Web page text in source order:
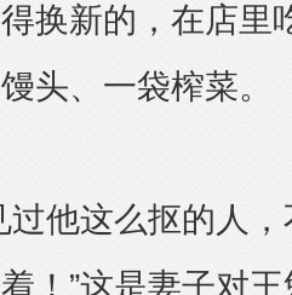
换新的，在店里
头、一袋榨菜。
他这么抠的人，
！”这是妻子对王